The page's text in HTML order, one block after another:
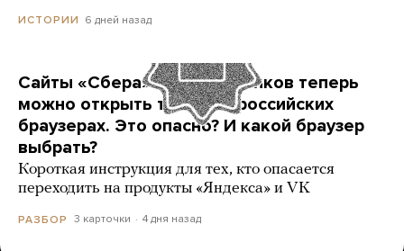
ИСТОРИИ 6 дней назад
Сайты «Сбера» и других банков теперь
можно открыть только в российских
браузерах. Это опасно? И какой браузер
выбрать?
Короткая инструкция для тех, кто опасается
переходить на продукты «Яндекса» и VK
РАЗБОР 3 карточки 4 дня назад